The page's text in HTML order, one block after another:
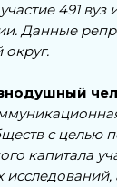
491
Данные
округ.
с целью
капитала